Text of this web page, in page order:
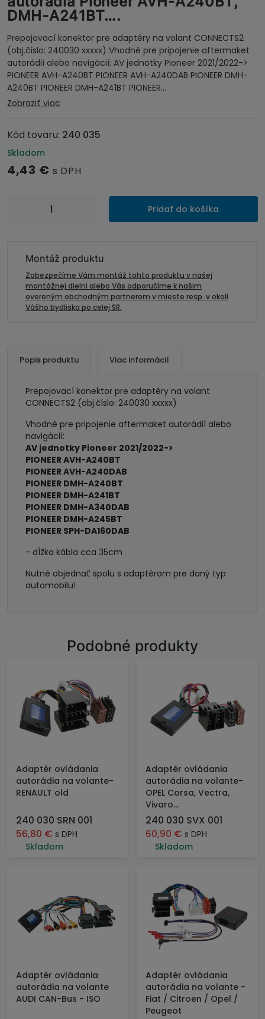
DMH-A241BT….
Prepojovací konektor pre adaptéry na volant CONNECTS2
(obj.číslo: 240030 xxxxx) Vhodné pre pripojenie aftermaket
autorádií alebo navigácií: AV jednotky Pioneer 2021/2022->
PIONEER AVH-A240BT PIONEER AVH-A240DAB PIONEER DMH-
A240BT PIONEER DMH-A241BT PIONEER…
Zobraziť viac
Kód tovaru: 240 035
Skladom
4,43 € s DPH
množstvo
Connects
autorádiá
Pioneer
AVH-
A240BT,
Pridať do košíka
Montáž produktu
Zabezpečíme Vám montáž tohto produktu v našej
montážnej dielni alebo Vás odporučíme k našim
overeným obchodným partnerom v mieste resp. v okolí
Vášho bydliska po celej SR.
Popis produktu Viac informácií
Prepojovací konektor pre adaptéry na volant
CONNECTS2 (obj.číslo: 240030 xxxxx)
Vhodné pre pripojenie aftermaket autorádií alebo
navigácií:
AV jednotky Pioneer 2021/2022->
PIONEER AVH-A240BT
PIONEER AVH-A240DAB
PIONEER DMH-A240BT
PIONEER DMH-A241BT
PIONEER DMH-A340DAB
PIONEER DMH-A245BT
PIONEER SPH-DA160DAB
- dĺžka kábla cca 35cm
Nutné objednať spolu s adaptérom pre daný typ
automobilu!
Podobné produkty
Adaptér ovládania
autorádia na volante-
RENAULT old
240 030 SRN 001
56,80 € s DPH
Skladom
Adaptér ovládania
autorádia na volante-
OPEL Corsa, Vectra,
Vivaro...
240 030 SVX 001
60,90 € s DPH
Skladom
Adaptér ovládania
autorádia na volante
AUDI CAN-Bus - ISO
Adaptér ovládania
autorádia na volante -
Fiat / Citroen / Opel /
Peugeot